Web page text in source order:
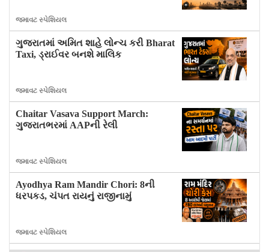
જમાવટ સ્પેશિયલ
ગુજરાતમાં અમિત શાહે લોન્ચ કરી Bharat
Taxi, ડ્રાઈવર બનશે માલિક
જમાવટ સ્પેશિયલ
Chaitar Vasava Support March:
ગુજરાતભરમાં AAPની રેલી
જમાવટ સ્પેશિયલ
Ayodhya Ram Mandir Chori: 8ની
ધરપકડ, ચંપત રાયનું રાજીનામું
જમાવટ સ્પેશિયલ